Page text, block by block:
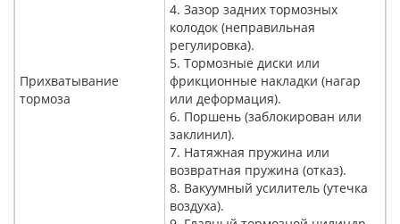
Прихватывание
тормоза
4. Зазор задних тормозных
колодок (неправильная
регулировка).
5. Тормозные диски или
фрикционные накладки (нагар
или деформация).
6. Поршень (заблокирован или
заклинил).
7. Натяжная пружина или
возвратная пружина (отказ).
8. Вакуумный усилитель (утечка
воздуха).